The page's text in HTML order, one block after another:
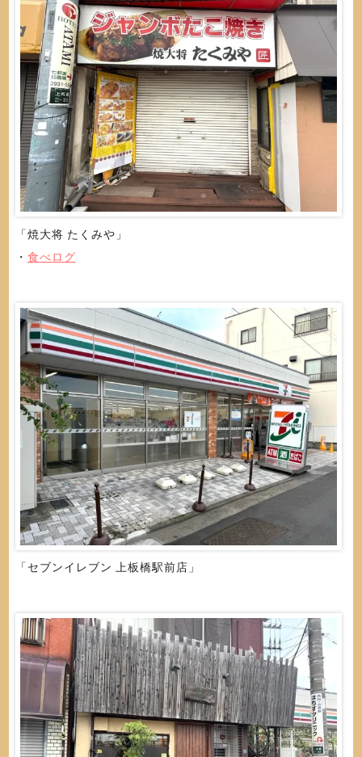
「焼大将 たくみや」
・ 食べログ
「セブンイレブン 上板橋駅前店」